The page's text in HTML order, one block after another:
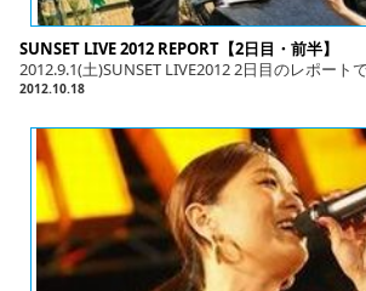
SUNSET LIVE 2012 REPORT【2日目・前半】
2012.9.1(土)SUNSET LIVE2012 2日目のレポートで
2012.10.18